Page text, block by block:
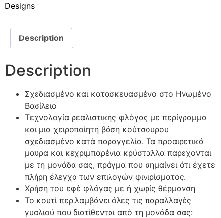
Designs
Description
Description
Σχεδιασμένο και κατασκευασμένο στο Ηνωμένο
Βασίλειο
Τεχνολογία ρεαλιστικής φλόγας με περίγραμμα
και μια χειροποίητη βάση κούτσουρου
σχεδιασμένο κατά παραγγελία. Τα προαιρετικά
μαύρα και κεχριμπαρένια κρύσταλλα παρέχονται
με τη μονάδα σας, πράγμα που σημαίνει ότι έχετε
πλήρη έλεγχο των επιλογών φινιρίσματος.
Χρήση του εφέ φλόγας με ή χωρίς θέρμανση
Το κουτί περιλαμβάνει όλες τις παραλλαγές
γυαλιού που διατίθενται από τη μονάδα σας: